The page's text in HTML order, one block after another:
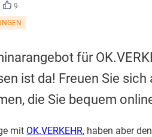
9
für
ist da! Freuen Sie
die Sie bequem
mit OK.VERKEHR, haben aber